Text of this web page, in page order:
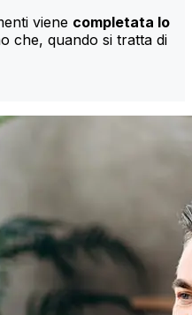
viene completata lo
che, quando si tratta di